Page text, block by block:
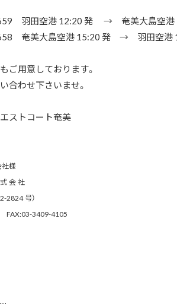
羽田空港 12:20 発 → 奄美大島空港
奄美大島空港 15:20 発 → 羽田空港
ご用意しております。
合わせ下さいませ。
トコート奄美
様
会 社
2824 号）
3409-4105